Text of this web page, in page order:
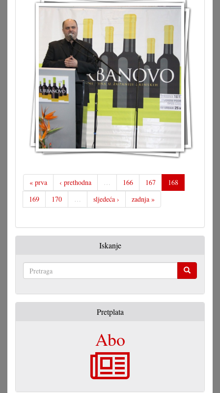
« prva ‹ prethodna … 166 167
168
169
170 … sljedeća › zadnja »
Iskanje
Pretplata
Abo